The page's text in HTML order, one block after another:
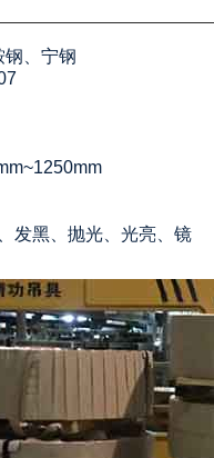
钢、宁钢
发黑、抛光、光亮、镜